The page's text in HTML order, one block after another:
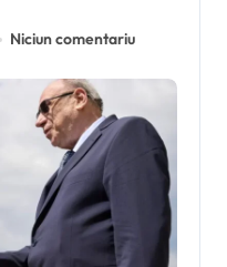
Niciun comentariu